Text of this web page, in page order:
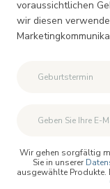
voraussichtlichen
wir diesen
Wir gehen sorgfältig
Sie in unserer
ausgewählte Produkte.